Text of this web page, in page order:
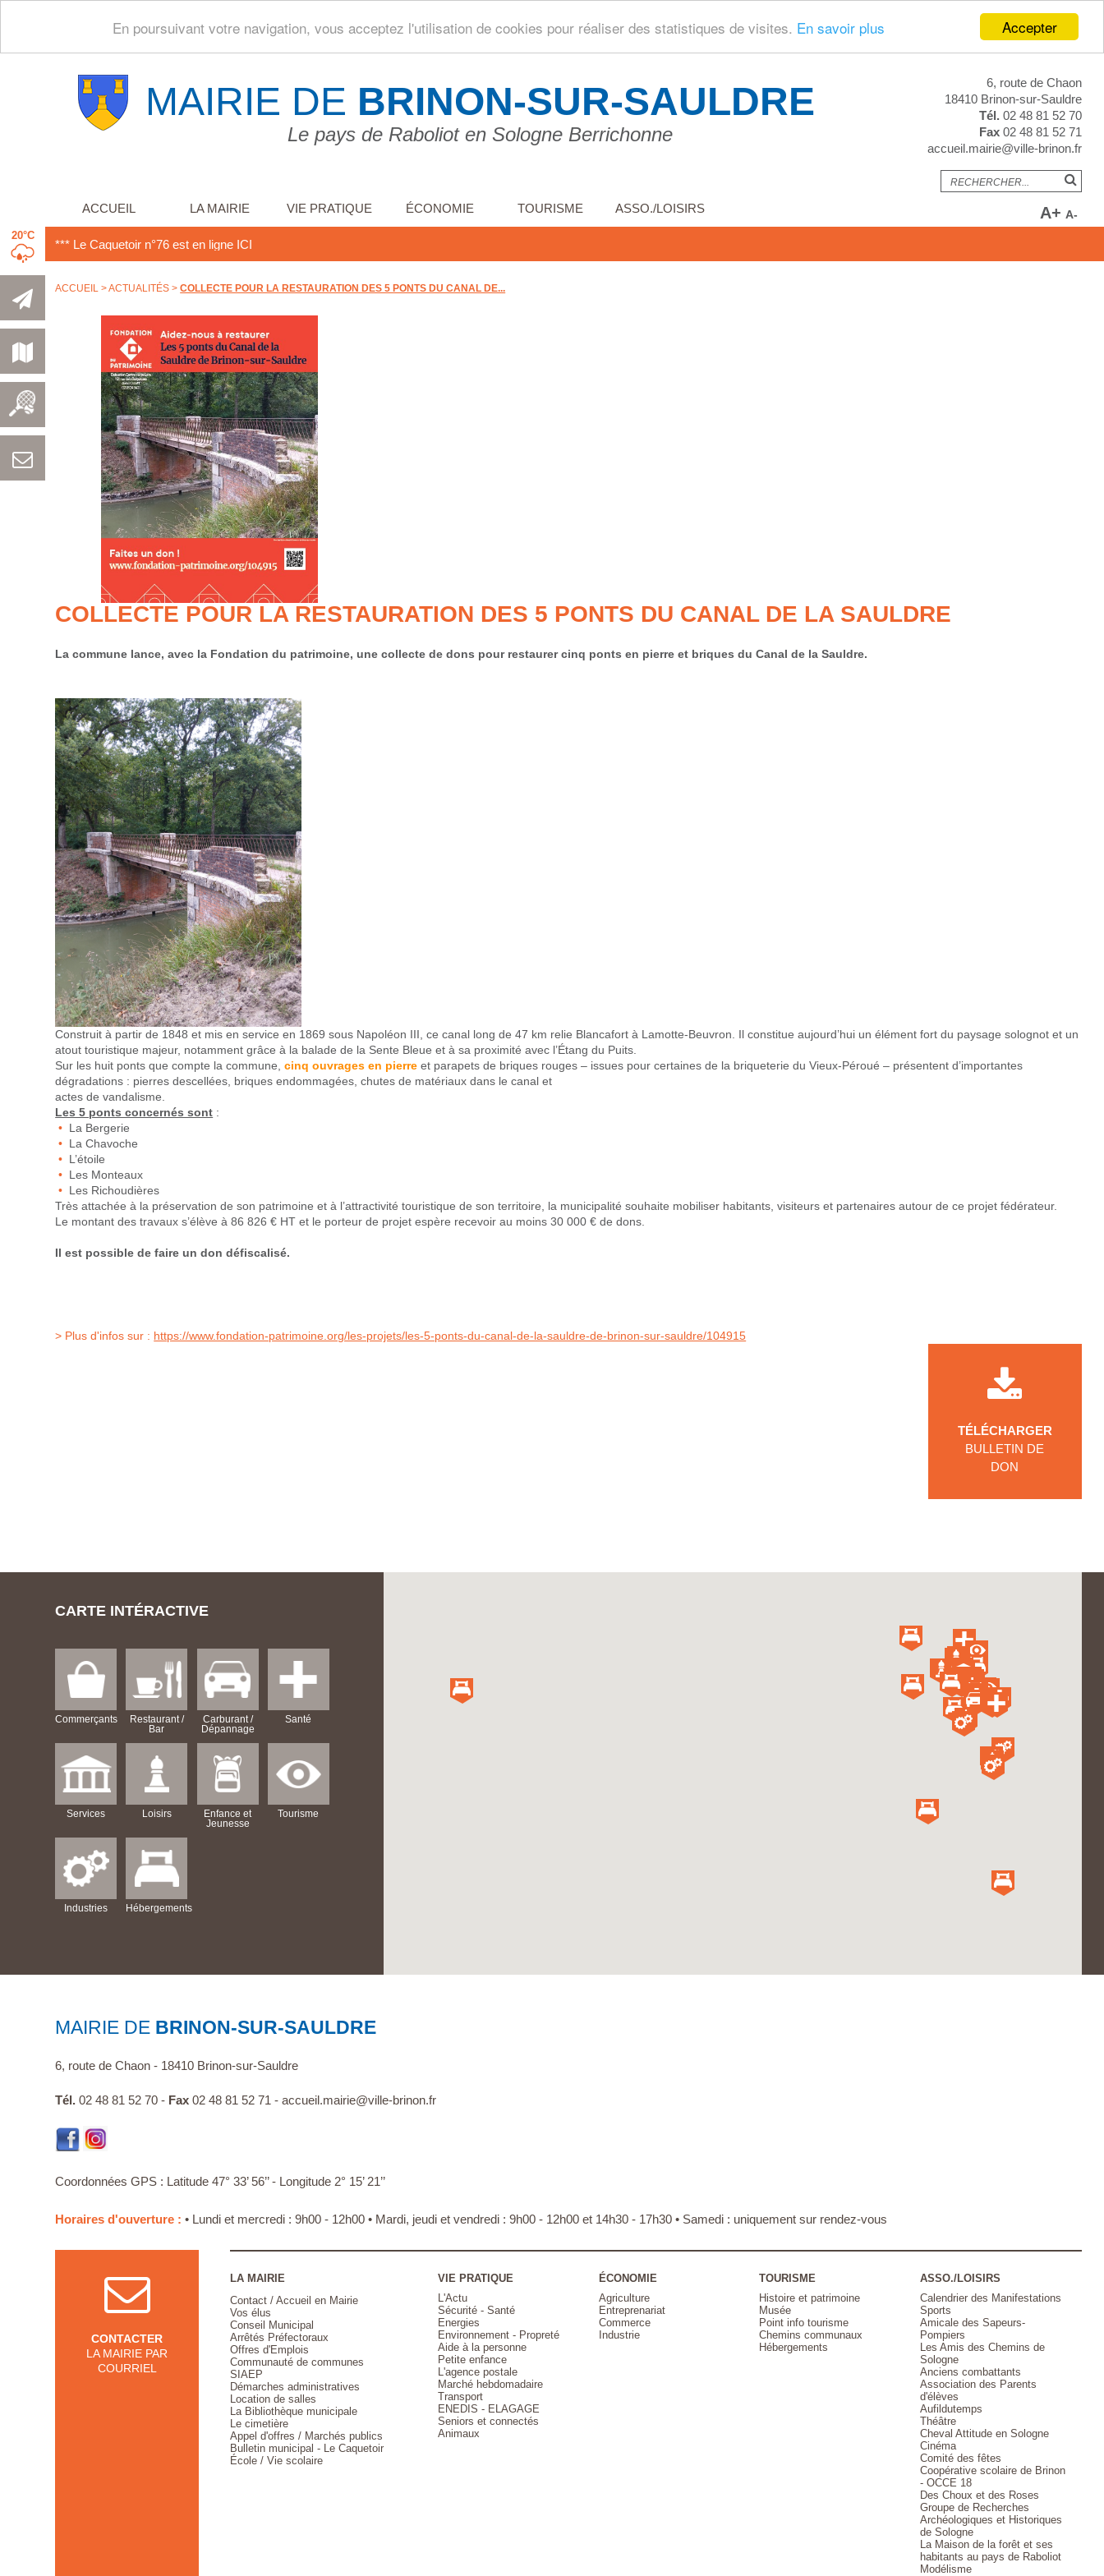
Accepter
En poursuivant votre navigation, vous acceptez l'utilisation de cookies pour réaliser des statistiques de visites. En savoir plus
MAIRIE DE BRINON-SUR-SAULDRE
Le pays de Raboliot en Sologne Berrichonne
ACCUEIL LA MAIRIE VIE PRATIQUE ÉCONOMIE TOURISME ASSO./LOISIRS
6, route de Chaon
18410 Brinon-sur-Sauldre
Tél. 02 48 81 52 70
Fax 02 48 81 52 71
accueil.mairie@ville-brinon.fr
A-
A+
20°C
*** Le Caquetoir n°76 est en ligneICI
ACCUEIL>ACTUALITÉS >COLLECTE POUR LA RESTAURATION DES 5 PONTS DU CANAL DE...
COLLECTE POUR LA RESTAURATION DES 5 PONTS DU CANAL DE LA SAULDRE
La commune lance, avec la Fondation du patrimoine, une collecte de dons pour restaurer cinq ponts en pierre et briques du Canal de la Sauldre.
Construit à partir de 1848 et mis en service en 1869 sous Napoléon III, ce canal long de 47 km relie Blancafort à Lamotte-Beuvron. Il constitue aujourd’hui un élément fort du paysage solognot et un
atout touristique majeur, notamment grâce à la balade de la Sente Bleue et à sa proximité avec l’Étang du Puits.
Sur les huit ponts que compte la commune,cinq ouvrages en pierre et parapets de briques rouges – issues pour certaines de la briqueterie du Vieux-Péroué – présentent d’importantes
dégradations : pierres descellées, briques endommagées, chutes de matériaux dans le canal et
actes de vandalisme.
Les 5 ponts concernés sont :
La Bergerie
La Chavoche
L’étoile
Les Monteaux
Les Richoudières
Très attachée à la préservation de son patrimoine et à l’attractivité touristique de son territoire, la municipalité souhaite mobiliser habitants, visiteurs et partenaires autour de ce projet fédérateur.
Le montant des travaux s’élève à 86 826 € HT et le porteur de projet espère recevoir au moins 30 000 € de dons.
Il est possible de faire un don défiscalisé.
> Plus d'infos sur : https://www.fondation-patrimoine.org/les-projets/les-5-ponts-du-canal-de-la-sauldre-de-brinon-sur-sauldre/104915
TÉLÉCHARGER
BULLETIN DE
DON
CARTE INTÉRACTIVE
Commerçants
Restaurant /
Bar
Carburant /
Dépannage
Santé
Services Loisirs
Enfance et
Jeunesse
Tourisme
Industries Hébergements
MAIRIE DE BRINON-SUR-SAULDRE
6, route de Chaon - 18410 Brinon-sur-Sauldre
Tél.02 48 81 52 70 - Fax 02 48 81 52 71 -accueil.mairie@ville-brinon.fr
Coordonnées GPS : Latitude 47° 33’ 56’’ - Longitude 2° 15’ 21’’
Horaires d'ouverture :• Lundi et mercredi : 9h00 - 12h00 • Mardi, jeudi et vendredi : 9h00 - 12h00 et 14h30 - 17h30 • Samedi : uniquement sur rendez-vous
CONTACTER
LA MAIRIE PAR
COURRIEL
LA MAIRIE
Contact / Accueil en Mairie
Vos élus
Conseil Municipal
Arrêtés Préfectoraux
Offres d'Emplois
Communauté de communes
SIAEP
Démarches administratives
Location de salles
La Bibliothèque municipale
Le cimetière
Appel d'offres / Marchés publics
Bulletin municipal - Le Caquetoir
École / Vie scolaire
VIE PRATIQUE
L'Actu
Sécurité - Santé
Energies
Environnement - Propreté
Aide à la personne
Petite enfance
L'agence postale
Marché hebdomadaire
Transport
ENEDIS - ELAGAGE
Seniors et connectés
Animaux
ÉCONOMIE
Agriculture
Entreprenariat
Commerce
Industrie
TOURISME
Histoire et patrimoine
Musée
Point info tourisme
Chemins communaux
Hébergements
ASSO./LOISIRS
Calendrier des Manifestations
Sports
Amicale des Sapeurs-
Pompiers
Les Amis des Chemins de
Sologne
Anciens combattants
Association des Parents
d'élèves
Aufildutemps
Théâtre
Cheval Attitude en Sologne
Cinéma
Comité des fêtes
Coopérative scolaire de Brinon
- OCCE 18
Des Choux et des Roses
Groupe de Recherches
Archéologiques et Historiques
de Sologne
La Maison de la forêt et ses
habitants au pays de Raboliot
Modélisme